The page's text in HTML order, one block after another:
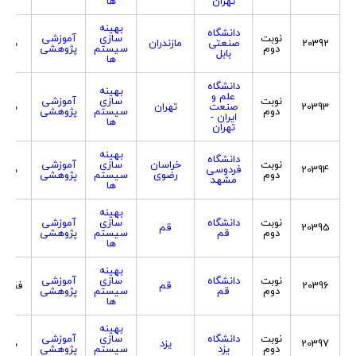
20392 نوبت
دوم
دانشگاه
صنعتی
بابل
مازندران
بهینه
سازی
سیستم
ها
آموزشی
پژوهشی هر
20393 نوبت
دوم
دانشگاه
علم و
صنعت
ایران -
تهران
تهران
بهینه
سازی
سیستم
ها
آموزشی
پژوهشی هر
20394 نوبت
دوم
دانشگاه
فردوسی
مشهد
خراسان
رضوی
بهینه
سازی
سیستم
ها
آموزشی
پژوهشی هر
20395 نوبت
دوم
دانشگاه
قم قم
بهینه
سازی
سیستم
ها
آموزشی
پژوهشی
20396 نوبت
دوم
دانشگاه
قم قم
بهینه
سازی
سیستم
ها
آموزشی
پژوهشی فقط
20397 نوبت
دوم
دانشگاه
یزد یزد
بهینه
سازی
سیستم
آموزشی
پژوهشی هر